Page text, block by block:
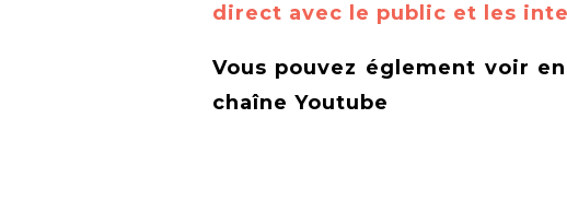
direct avec le public et les
Vous pouvez églement voir
chaîne Youtube